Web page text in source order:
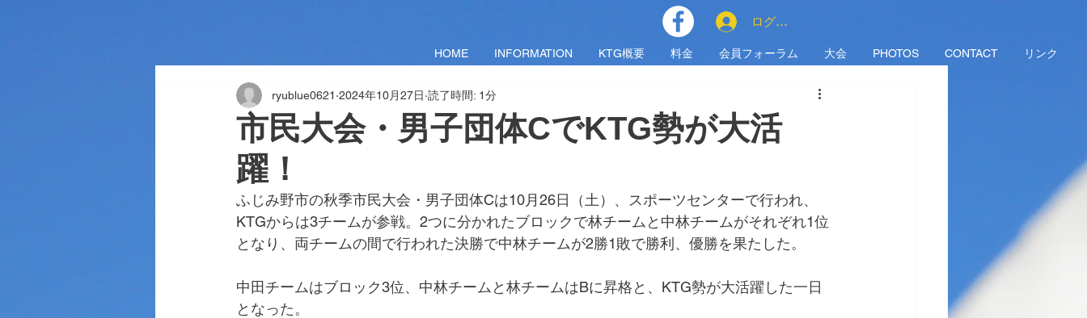
HOME INFORMATION KTG概要 料金 会員フォーラム 大会 PHOTOS CONTACT リンク
ログイン
市民大会・男子団体CでKTG勢が大活
躍！
ryublue0621 2024年10月27日 読了時間: 1分
ふじみ野市の秋季市民大会・男子団体Cは10月26日（土）、スポーツセンターで行われ、
KTGからは3チームが参戦。2つに分かれたブロックで林チームと中林チームがそれぞれ1位
となり、両チームの間で行われた決勝で中林チームが2勝1敗で勝利、優勝を果たした。
中田チームはブロック3位、中林チームと林チームはBに昇格と、KTG勢が大活躍した一日
となった。